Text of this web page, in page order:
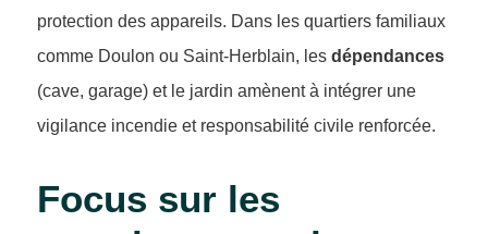
protection des appareils. Dans les quartiers familiaux
comme Doulon ou Saint-Herblain, les dépendances
(cave, garage) et le jardin amènent à intégrer une
vigilance incendie et responsabilité civile renforcée.
Focus sur les